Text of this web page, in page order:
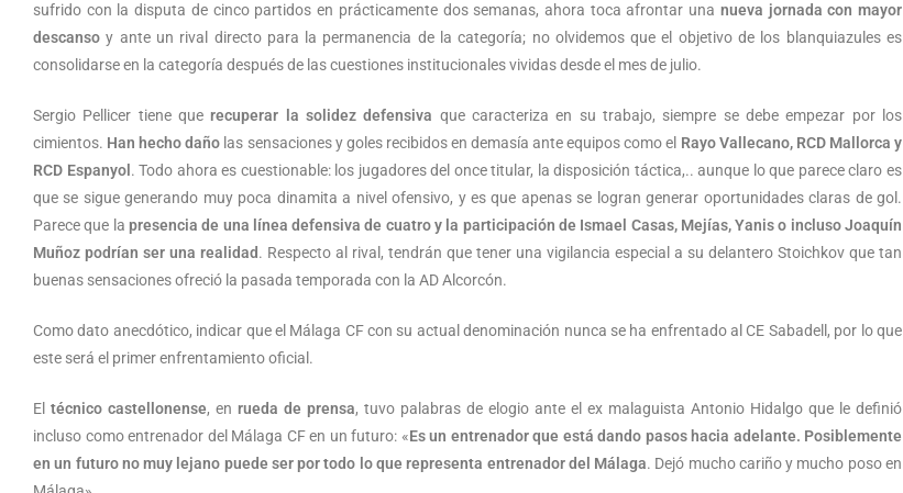
sufrido con la disputa de cinco partidos en prácticamente dos semanas, ahora toca afrontar una nueva jornada con mayor
descanso y ante un rival directo para la permanencia de la categoría; no olvidemos que el objetivo de los blanquiazules es
consolidarse en la categoría después de las cuestiones institucionales vividas desde el mes de julio.
Sergio Pellicer tiene querecuperar la solidez defensiva que caracteriza en su trabajo, siempre se debe empezar por los
cimientos. Han hecho daño las sensaciones y goles recibidos en demasía ante equipos como el Rayo Vallecano, RCD Mallorca y
RCD Espanyol . Todo ahora es cuestionable: los jugadores del once titular, la disposición táctica,.. aunque lo que parece claro es
que se sigue generando muy poca dinamita a nivel ofensivo, y es que apenas se logran generar oportunidades claras de gol.
Parece que la presencia de una línea defensiva de cuatro y la participación de Ismael Casas, Mejías, Yanis o incluso Joaquín
Muñoz podrían ser una realidad. Respecto al rival, tendrán que tener una vigilancia especial a su delantero Stoichkov que tan
buenas sensaciones ofreció la pasada temporada con la AD Alcorcón.
Como dato anecdótico, indicar que el Málaga CF con su actual denominación nunca se ha enfrentado al CE Sabadell, por lo que
este será el primer enfrentamiento oficial.
El técnico castellonense, en rueda de prensa, tuvo palabras de elogio ante el ex malaguista Antonio Hidalgo que le definió
incluso como entrenador del Málaga CF en un futuro: «Es un entrenador que está dando pasos hacia adelante. Posiblemente
en un futuro no muy lejano puede ser por todo lo que representa entrenador del Málaga. Dejó mucho cariño y mucho poso en